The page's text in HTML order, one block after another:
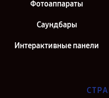
Фотоаппараты
Саундбары
Интерактивные панели